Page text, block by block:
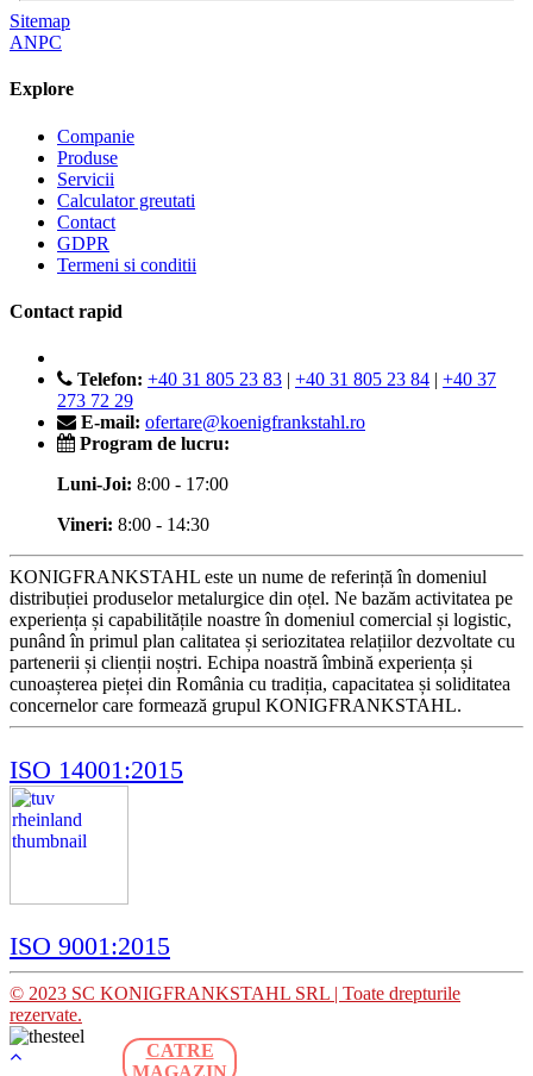
Sitemap
ANPC
Explore
Companie
Produse
Servicii
Calculator greutati
Contact
GDPR
Termeni si conditii
Contact rapid
Telefon: +40 31 805 23 83 | +40 31 805 23 84 | +40 37
273 72 29
E-mail: ofertare@koenigfrankstahl.ro
Program de lucru:
Luni-Joi: 8:00 - 17:00
Vineri: 8:00 - 14:30
KONIGFRANKSTAHL este un nume de referință în domeniul
distribuției produselor metalurgice din oțel. Ne bazăm activitatea pe
experiența și capabilitățile noastre în domeniul comercial și logistic,
punând în primul plan calitatea și seriozitatea relațiilor dezvoltate cu
partenerii și clienții noștri. Echipa noastră îmbină experiența și
cunoașterea pieței din România cu tradiția, capacitatea și soliditatea
concernelor care formează grupul KONIGFRANKSTAHL.
ISO 14001:2015
ISO 9001:2015
© 2023 SC KONIGFRANKSTAHL SRL | Toate drepturile
rezervate.
CATRE
MAGAZIN